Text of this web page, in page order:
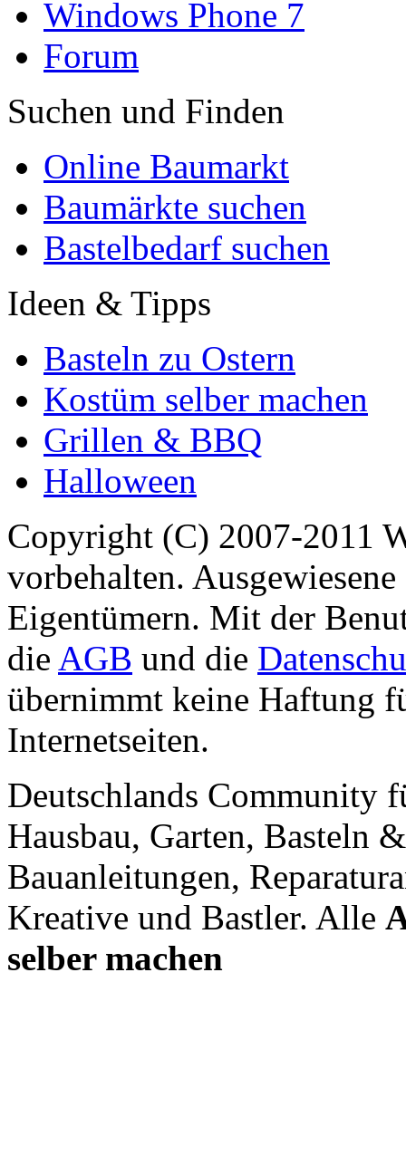
Windows Phone 7
Forum
Suchen und Finden
Online Baumarkt
Baumärkte suchen
Bastelbedarf suchen
Ideen & Tipps
Basteln zu Ostern
Kostüm selber machen
Grillen & BBQ
Halloween
Copyright (C) 2007-2011
vorbehalten.
Eigentümern. Mit der
die AGB und die
übernimmt keine Haftung
Internetseiten.
Deutschlands Community
Hausbau, Garten, Basteln
Bauanleitungen,
Kreative und Bastler. Alle
selber machen